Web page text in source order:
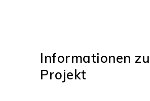
Informationen
Projekt